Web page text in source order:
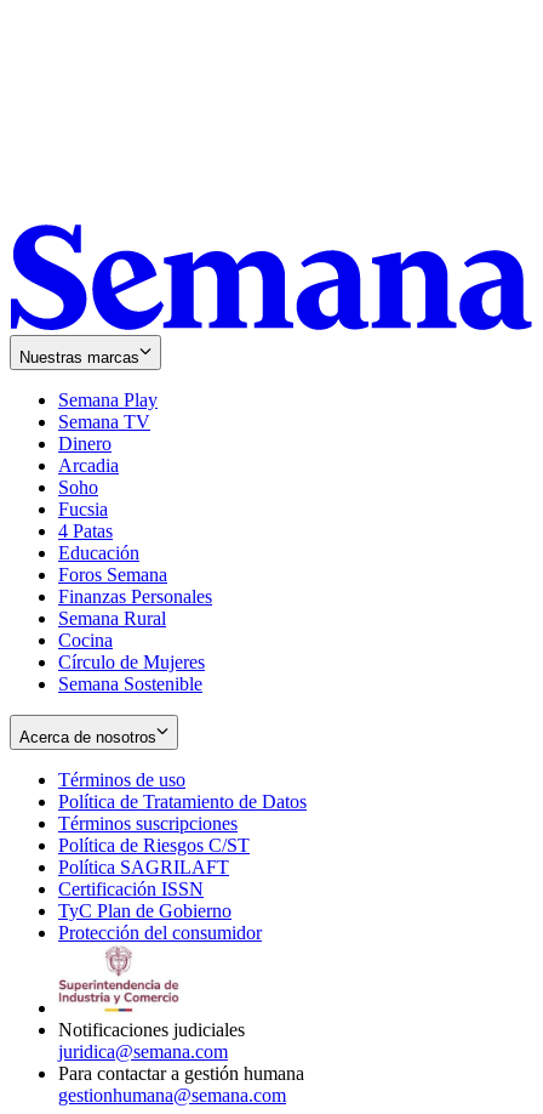
Nuestras marcas
Semana Play
Semana TV
Dinero
Arcadia
Soho
in
new
window
Fucsia
in
new
window
4 Patas
Educación
Foros Semana
Finanzas Personales
Semana Rural
Cocina
Círculo de Mujeres
Semana Sostenible
Acerca de nosotros
Términos de uso
in
new
window
Política de Tratamiento de Datos
Términos suscripciones
in
Política de Riesgos C/ST
Política SAGRILAFT
new
window
Certificación ISSN
in
new
TyC Plan de Gobierno
in
Protección del consumidorOpens
Notificaciones judiciales
juridica@semana.com
Para contactar a gestión humana
gestionhumana@semana.com